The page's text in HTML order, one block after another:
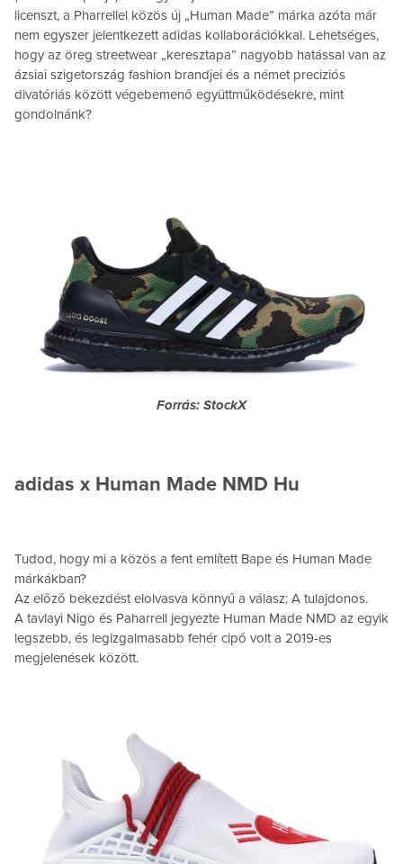
licenszt, a Pharrellel közös új „Human Made” márka azóta már
nem egyszer jelentkezett adidas kollaborációkkal. Lehetséges,
hogy az öreg streetwear „keresztapa” nagyobb hatással van az
ázsiai szigetország fashion brandjei és a német preciziós
divatóriás között végebemenő együttműködésekre, mint
gondolnánk?
Forrás: StockX
adidas x Human Made NMD Hu
Tudod, hogy mi a közös a fent említett Bape és Human Made
márkákban?
Az előző bekezdést elolvasva könnyű a válasz: A tulajdonos.
A tavlayi Nigo és Paharrell jegyezte Human Made NMD az egyik
legszebb, és legizgalmasabb fehér cipő volt a 2019-es
megjelenések között.